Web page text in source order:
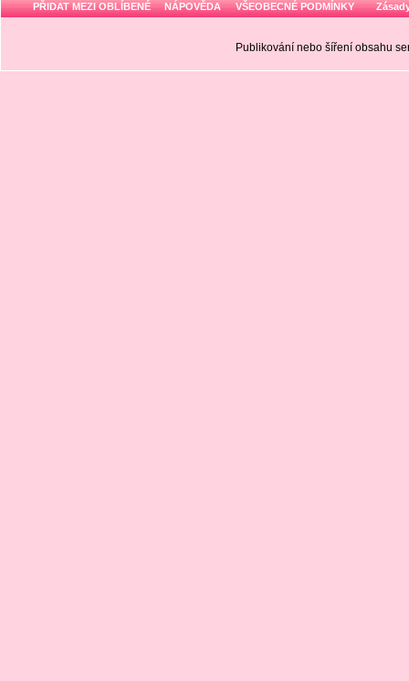
PŘIDAT MEZI OBLÍBENÉ NÁPOVĚDA VŠEOBECNÉ PODMÍNKY
Publikování nebo šíření obsahu